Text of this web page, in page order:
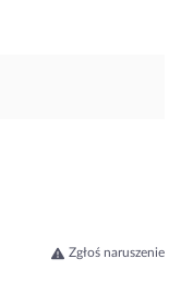
Zgłoś naruszenie